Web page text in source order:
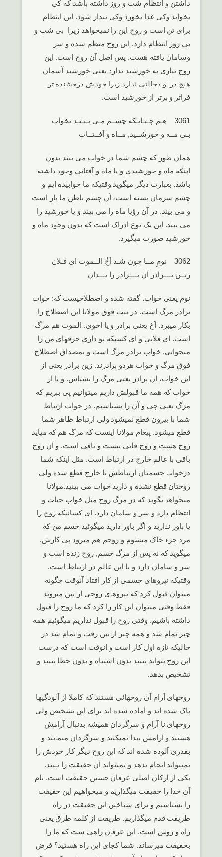
داشتن و انتظام شب و روز داشته باشد که کی
بخوابد وکی غذا بخورد وکی بیدار شود. این انتظام
برای تن است و روح این را نمیخواهد زیرا بی شب و
بی روز انتظام دارد. این روح منظم شده و سر
وسامان یافته هست. پس اصل آن روح است. این
روح نیازی به خورشید ندارد یعنی خورشید آسمان
هیچ در او دخالتی ندارد زیرا خودش درخشنده تر,
فراتر و برتر از خورشید است.
3061 هـم چـنـانـکه چشــم مـی بـیـنـد بخواب
بـی مــه و خورشــید, مــاه و آفــتــاب
همان طور که چشم شما در خواب می بیند بدون
اینکه ماه و خورشیدی و یا ماه و آفتابی وجود داشته
باشد. بعبارت دیگر میگوید وقتیکه ما خوابیده ایم و
چشم سرمان بسته است، آن چشم باطن ما باز است
و می بیند. در آن رؤیا ماه را می بیند و یا خورشید را
می بیند. این یک نوع ادراک است که بدون وجود ماه و
خورشید صورت میگیرد.
3062 نومِ مــا چون شـد اَخُ الــموت ای فـلان
زیــن بــــرادر آن بــــرادر را بـــدان
نوم یعنی خواب. گفته شده و اصطلاحیست که: خواب
برادر مرگ است. در بیت فوق مولانا این اصطلاح را
بکار میبرد. اَخ یعنی برادر و یا اخوی. الموت هم مرگ
است. ای فلانی و ای کسیکه تو داری حرفهای من را
میخوانی, خواب برادر مرگ است و بمصداق اصطلاح
فوق مرگ و خواب هردو برادرند. زین برادر یعنی از
این خواب، ان برادر یعنی مرگ را بشناس. و یا از
خواب که همه ما قبولش داریم میتوانیم پی ببریم که
مرگ یعنی چی و آن را بشناسیم. در خواب ارتباط
شما با بیرون قطع نمیشود ولی ارتباط ظاهر شما
قطع میشود. پیغام مولانا اینست که مرگ هم که میآید
روح هست و روح فانی نیست و باقی است. و آن روح
باقی با عالم خارج در ارتباط است. مثل اینکه شما
درخواب جسمتان ارتباطش با خارج قطع شده ولی
روحتان قطع نشده و دارید خواب می بینید.مولانا
میخواهد بگوید که در مرگ روح مثل خواب حیات و
انتظام دارد و سر و سامان دارد. ای کسانیکه روح را
یا باور ندارید و اگر باور دارید میگوئید جسم من که
مرد جزء خاک میشوم و روحم هم میرود پی کارش.
میگوید که نه پس از مرگ جسم, روح زنده است و
سر و سامان دارد و با این عالم در ارتباط است.
وقتیکه نیروهای جسمی از کار افتاد آنوقت چگونه
میتوان قبول کرد که نیروهای روحی از بین میروند
فقط وقتی میتوان این کار را کرد که ما روح را قبول
داشته باشیم. وقتی روح را قبول نداریم میگوئیم همه
چیز تمام شد و همه چیز از بین رفت و تمام شد در
حالیکه تازه اول کار است و انوقت است که درست
این روح بتواند ببیند بدون اشتباه و بدون خطا ببیند و
تشخیص بدهد.
روحهای آرام آن روحهائی هستند که کاملا از آلودگیها
پاک شده اند و آماده شده اند برای این تشخیص ولی
روحهای نا آرام و سرگردان همیشه بدنبال آرامش
هستند و آرامش پیدا نمیکنند و سرگردان میمانند و
بقدری آلوده شده اند که این روح دیگر کار خودش را
نمیتواند انجام بدهد و نمیتواند آن حقیقت را ببیند.
یکی از ارکان اصلی عرفان جستن حقیقت است. نام
آن خدا را حقیقت میگذاریم و میخواهیم این حقیقت
را بشناسیم و برای شناختن این حقیقت در راه
طریقت قدم میگذاریم. طریقت از کلمه طرق یعنی
راه و روش است. این عرفان راهی ست که ما را
بحقیقت میرساند. شما کجای این راه هستید؟ فرض